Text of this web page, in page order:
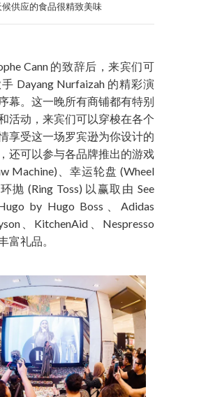
候供应的食品很精致美味
Cann 的致辞后，来宾们可
Dayang Nurfaizah 的精彩演
幕。这一晚所有商铺都有特别
活动，来宾们可以穿梭在各个
享受这一场罗宾逊为你设计的
还可以参与各品牌推出的游戏
Machine)、幸运轮盘 (Wheel
抛 (Ring Toss) 以赢取由 See
by Hugo Boss、Adidas
、KitchenAid、Nespresso
富礼品。